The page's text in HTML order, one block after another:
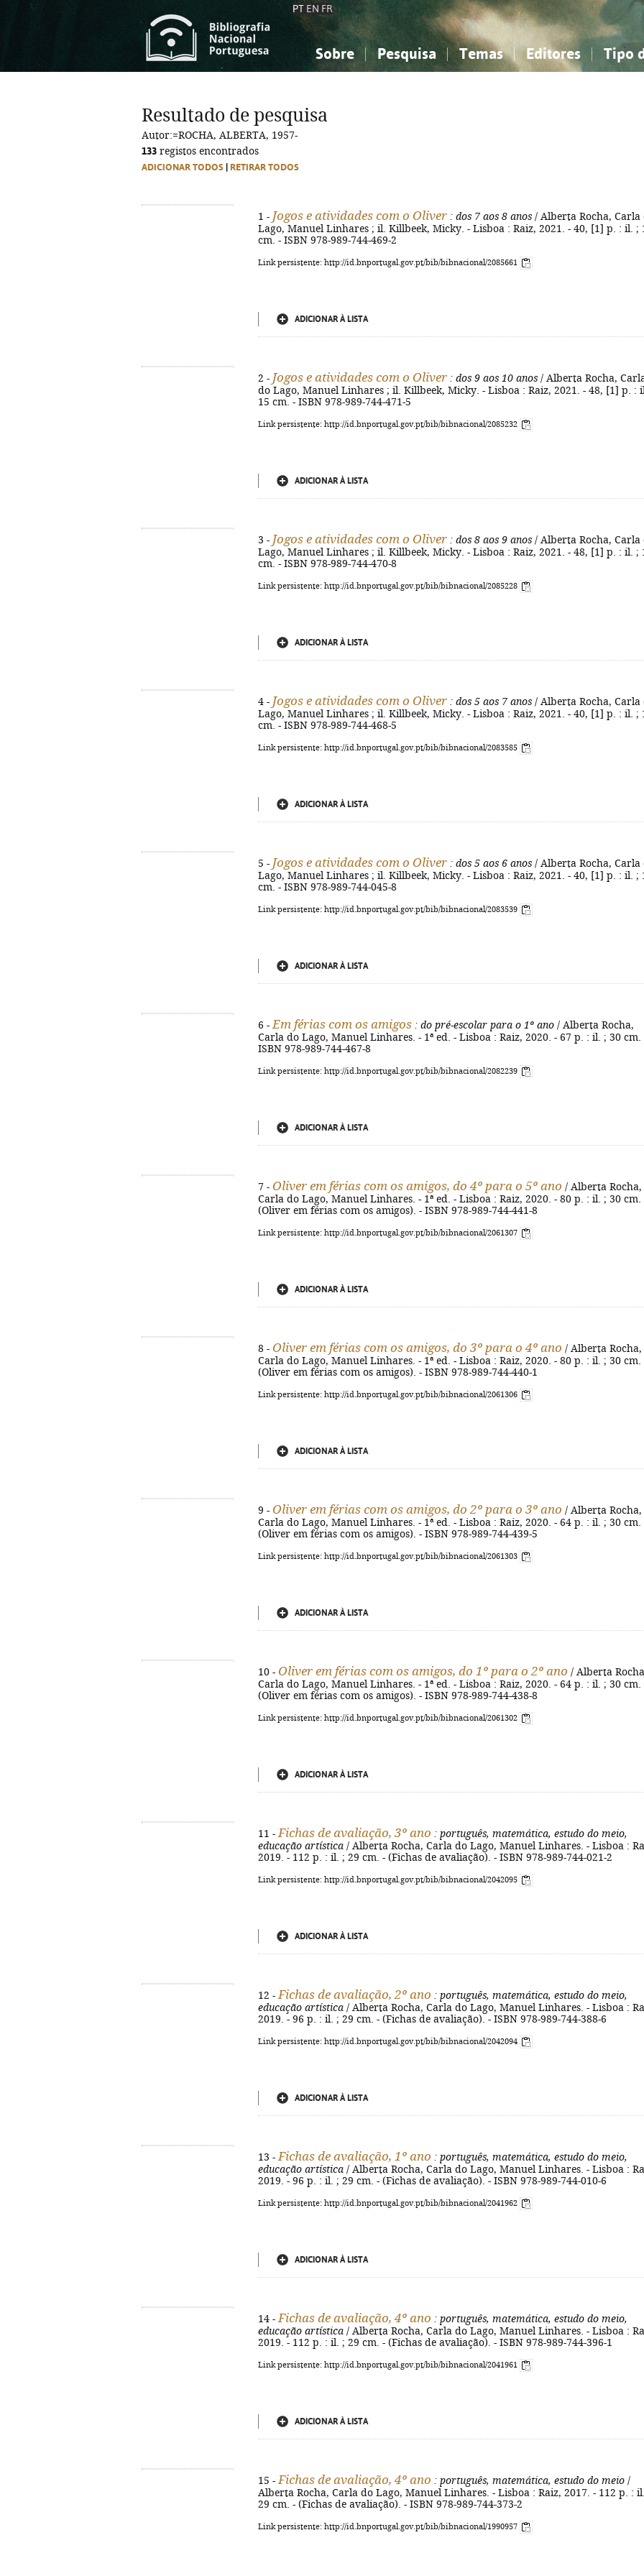
PT EN FR
Sobre Pesquisa Temas
Ciências sociais...
Editores Tipo
Ciências sociais...
Resultado de pesquisa
Autor:=ROCHA, ALBERTA, 1957-
133 registos encontrados
ADICIONAR TODOS RETIRAR TODOS
1 - Jogos e atividades com o Oliver : dos 7 aos 8 anos / Alberta Rocha, Carla
Lago, Manuel Linhares ; il. Killbeek, Micky. - Lisboa : Raiz, 2021. - 40, [1] p. : il. ;
cm. - ISBN 978-989-744-469-2
Link persistente: http://id.bnportugal.gov.pt/bib/bibnacional/2085661
ADICIONAR À LISTA
2 - Jogos e atividades com o Oliver : dos 9 aos 10 anos / Alberta Rocha,
do Lago, Manuel Linhares ; il. Killbeek, Micky. - Lisboa : Raiz, 2021. - 48, [1] p. :
15 cm. - ISBN 978-989-744-471-5
Link persistente: http://id.bnportugal.gov.pt/bib/bibnacional/2085232
ADICIONAR À LISTA
3 - Jogos e atividades com o Oliver : dos 8 aos 9 anos / Alberta Rocha, Carla
Lago, Manuel Linhares ; il. Killbeek, Micky. - Lisboa : Raiz, 2021. - 48, [1] p. : il. ;
cm. - ISBN 978-989-744-470-8
Link persistente: http://id.bnportugal.gov.pt/bib/bibnacional/2085228
ADICIONAR À LISTA
4 - Jogos e atividades com o Oliver : dos 5 aos 7 anos / Alberta Rocha, Carla
Lago, Manuel Linhares ; il. Killbeek, Micky. - Lisboa : Raiz, 2021. - 40, [1] p. : il. ;
cm. - ISBN 978-989-744-468-5
Link persistente: http://id.bnportugal.gov.pt/bib/bibnacional/2083585
ADICIONAR À LISTA
5 - Jogos e atividades com o Oliver : dos 5 aos 6 anos / Alberta Rocha, Carla
Lago, Manuel Linhares ; il. Killbeek, Micky. - Lisboa : Raiz, 2021. - 40, [1] p. : il. ;
cm. - ISBN 978-989-744-045-8
Link persistente: http://id.bnportugal.gov.pt/bib/bibnacional/2083539
ADICIONAR À LISTA
6 - Em férias com os amigos : do pré-escolar para o 1º ano / Alberta Rocha,
Carla do Lago, Manuel Linhares. - 1ª ed. - Lisboa : Raiz, 2020. - 67 p. : il. ; 30 cm.
ISBN 978-989-744-467-8
Link persistente: http://id.bnportugal.gov.pt/bib/bibnacional/2082239
ADICIONAR À LISTA
7 - Oliver em férias com os amigos, do 4º para o 5º ano / Alberta Rocha,
Carla do Lago, Manuel Linhares. - 1ª ed. - Lisboa : Raiz, 2020. - 80 p. : il. ; 30 cm.
(Oliver em férias com os amigos). - ISBN 978-989-744-441-8
Link persistente: http://id.bnportugal.gov.pt/bib/bibnacional/2061307
ADICIONAR À LISTA
8 - Oliver em férias com os amigos, do 3º para o 4º ano / Alberta Rocha,
Carla do Lago, Manuel Linhares. - 1ª ed. - Lisboa : Raiz, 2020. - 80 p. : il. ; 30 cm.
(Oliver em férias com os amigos). - ISBN 978-989-744-440-1
Link persistente: http://id.bnportugal.gov.pt/bib/bibnacional/2061306
ADICIONAR À LISTA
9 - Oliver em férias com os amigos, do 2º para o 3º ano / Alberta Rocha,
Carla do Lago, Manuel Linhares. - 1ª ed. - Lisboa : Raiz, 2020. - 64 p. : il. ; 30 cm.
(Oliver em férias com os amigos). - ISBN 978-989-744-439-5
Link persistente: http://id.bnportugal.gov.pt/bib/bibnacional/2061303
ADICIONAR À LISTA
10 - Oliver em férias com os amigos, do 1º para o 2º ano / Alberta
Carla do Lago, Manuel Linhares. - 1ª ed. - Lisboa : Raiz, 2020. - 64 p. : il. ; 30 cm.
(Oliver em férias com os amigos). - ISBN 978-989-744-438-8
Link persistente: http://id.bnportugal.gov.pt/bib/bibnacional/2061302
ADICIONAR À LISTA
11 - Fichas de avaliação, 3º ano : português, matemática, estudo do meio,
educação artística / Alberta Rocha, Carla do Lago, Manuel Linhares. - Lisboa :
2019. - 112 p. : il. ; 29 cm. - (Fichas de avaliação). - ISBN 978-989-744-021-2
Link persistente: http://id.bnportugal.gov.pt/bib/bibnacional/2042095
ADICIONAR À LISTA
12 - Fichas de avaliação, 2º ano : português, matemática, estudo do meio,
educação artística / Alberta Rocha, Carla do Lago, Manuel Linhares. - Lisboa :
2019. - 96 p. : il. ; 29 cm. - (Fichas de avaliação). - ISBN 978-989-744-388-6
Link persistente: http://id.bnportugal.gov.pt/bib/bibnacional/2042094
ADICIONAR À LISTA
13 - Fichas de avaliação, 1º ano : português, matemática, estudo do meio,
educação artística / Alberta Rocha, Carla do Lago, Manuel Linhares. - Lisboa :
2019. - 96 p. : il. ; 29 cm. - (Fichas de avaliação). - ISBN 978-989-744-010-6
Link persistente: http://id.bnportugal.gov.pt/bib/bibnacional/2041962
ADICIONAR À LISTA
14 - Fichas de avaliação, 4º ano : português, matemática, estudo do meio,
educação artística / Alberta Rocha, Carla do Lago, Manuel Linhares. - Lisboa :
2019. - 112 p. : il. ; 29 cm. - (Fichas de avaliação). - ISBN 978-989-744-396-1
Link persistente: http://id.bnportugal.gov.pt/bib/bibnacional/2041961
ADICIONAR À LISTA
15 - Fichas de avaliação, 4º ano : português, matemática, estudo do meio /
Alberta Rocha, Carla do Lago, Manuel Linhares. - Lisboa : Raiz, 2017. - 112 p. :
29 cm. - (Fichas de avaliação). - ISBN 978-989-744-373-2
Link persistente: http://id.bnportugal.gov.pt/bib/bibnacional/1990957